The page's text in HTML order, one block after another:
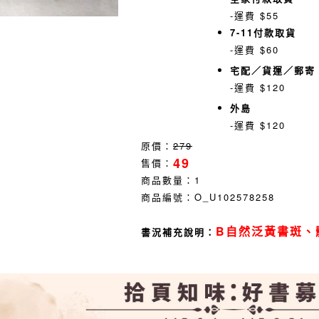
-運費 $55
7-11付款取貨
-運費 $60
宅配／貨運／郵寄
-運費 $120
外島
-運費 $120
原價： 279
售價： 49
商品數量： 1
商品編號： O_U102578258
書況補充說明： B自然泛黃書斑、